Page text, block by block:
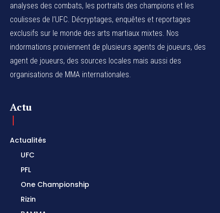
analyses des combats, les portraits des champions et les
coulisses de l’UFC. Décryptages, enquêtes et reportages
exclusifs sur le monde des arts martiaux mixtes. Nos
indormations proviennent de plusieurs agents de joueurs, des
agent de joueurs, des sources locales mais aussi des
organisations de MMA internationales.
Actu
Actualités
UFC
PFL
One Championship
Rizin